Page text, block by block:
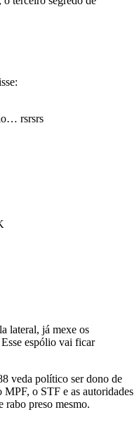
rsrsrs
lateral, já mexe os
espólio vai ficar
veda político ser dono de
o STF e as autoridades
rabo preso mesmo.